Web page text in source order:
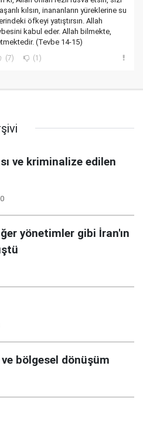
kılsın, inananların yüreklerine su
öfkeyi yatıştırsın. Allah
kabul eder. Allah bilmekte,
(Tevbe 14-15)
(7) (1)
ve kriminalize edilen
yönetimler gibi İran'ın
bölgesel dönüşüm